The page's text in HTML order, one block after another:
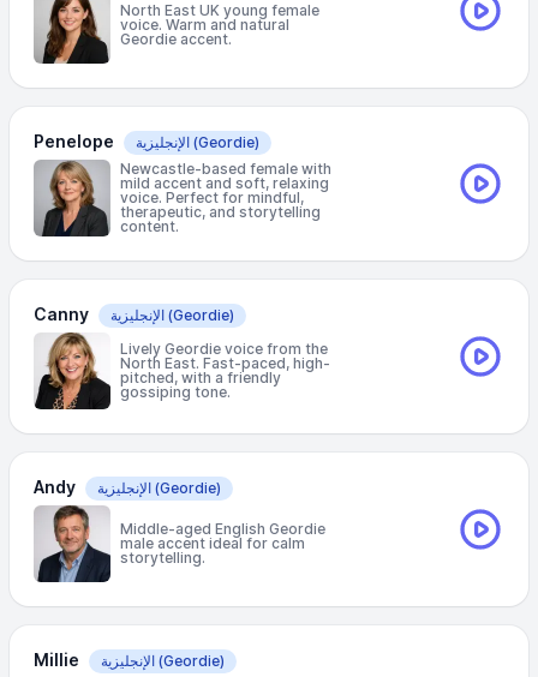
North East UK young female
voice. Warm and natural
Geordie accent.
Penelope الإنجليزية (Geordie)
Newcastle-based female with
mild accent and soft, relaxing
voice. Perfect for mindful,
therapeutic, and storytelling
content.
Canny الإنجليزية (Geordie)
Lively Geordie voice from the
North East. Fast-paced, high-
pitched, with a friendly
gossiping tone.
Andy الإنجليزية (Geordie)
Middle-aged English Geordie
male accent ideal for calm
storytelling.
Millie الإنجليزية (Geordie)